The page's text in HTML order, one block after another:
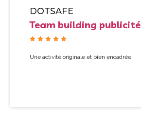
DOTSAFE
Team building publicité
Une activité originale et bien encadrée.